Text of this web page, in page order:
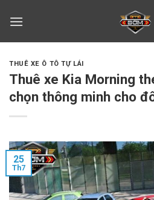
THUÊ XE Ô TÔ TỰ LÁI
Thuê xe Kia Morning
chọn thông minh cho
25
Th7